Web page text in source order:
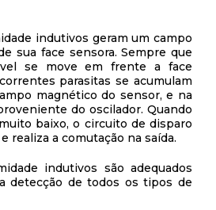
indutivos geram um campo
sua face sensora. Sempre que
se move em frente a face
parasitas se acumulam
magnético do sensor, e na
do oscilador. Quando
baixo, o circuito de disparo
realiza a comutação na saída.
indutivos são adequados
detecção de todos os tipos de